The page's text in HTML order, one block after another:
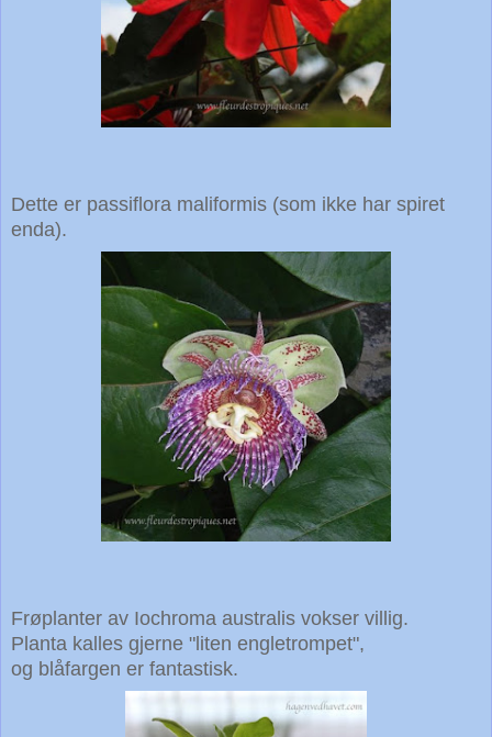
Dette er passiflora maliformis (som ikke har spiret
enda).
Frøplanter av Iochroma australis vokser villig.
Planta kalles gjerne "liten engletrompet",
og blåfargen er fantastisk.